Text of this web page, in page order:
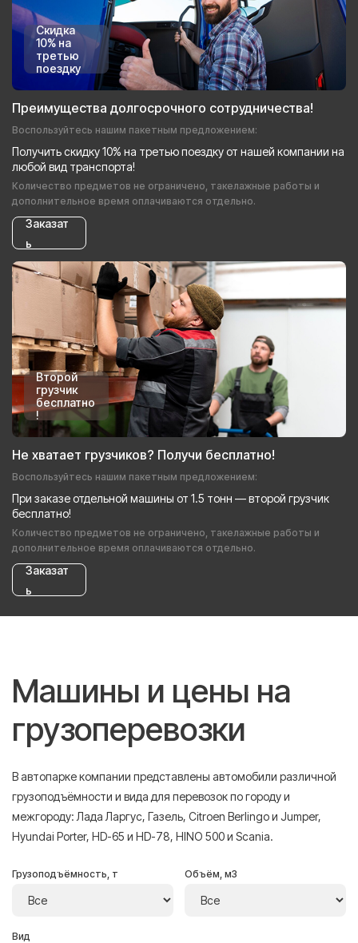
Скидка
10% на
третью
поездку
Преимущества долгосрочного сотрудничества!
Воспользуйтесь нашим пакетным предложением:
Получить скидку 10% на третью поездку от нашей компании на
любой вид транспорта!
Количество предметов не ограничено, такелажные работы и
дополнительное время оплачиваются отдельно.
Заказат
ь
Второй
грузчик
бесплатно
!
Не хватает грузчиков? Получи бесплатно!
Воспользуйтесь нашим пакетным предложением:
При заказе отдельной машины от 1.5 тонн — второй грузчик
бесплатно!
Количество предметов не ограничено, такелажные работы и
дополнительное время оплачиваются отдельно.
Заказат
ь
Машины и цены на
грузоперевозки
В автопарке компании представлены автомобили различной
грузоподъёмности и вида для перевозок по городу и
межгороду: Лада Ларгус, Газель, Citroen Berlingo и Jumper,
Hyundai Porter, HD-65 и HD-78, HINO 500 и Scania.
Грузоподъёмность, т Объём, м3
Вид